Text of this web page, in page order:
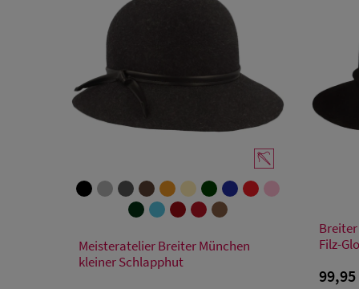
55 56 57
Meisteratelier Breiter München
kleiner Schlapphut
Filz-
99,95